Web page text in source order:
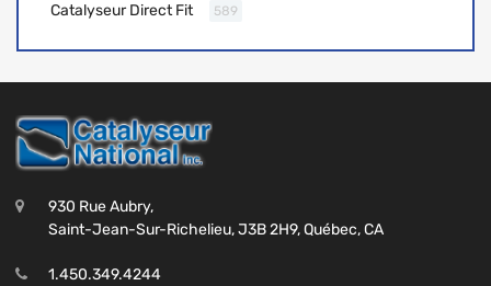
Catalyseur Direct Fit 589
930 Rue Aubry,
Saint-Jean-Sur-Richelieu, J3B 2H9, Québec, CA
1.450.349.4244